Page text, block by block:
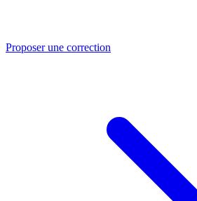
Proposer une correction